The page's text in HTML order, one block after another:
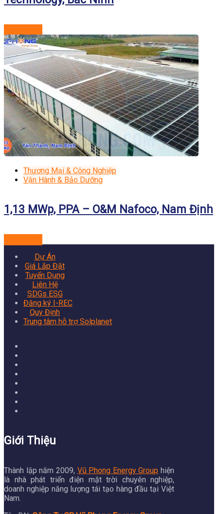
Thương Mại & Công Nghiệp
Vận Hành & Bảo Dưỡng
1,13 MWp, PPA – O&M Nafoco, Nam Định
Dự Án
Giá Lắp Đặt
Tuyển Dụng
Liên Hệ
SDGs ESG
Đăng ký I-REC
Quy Định
Trung tâm hỗ trợ Solplanet
Giới Thiệu
Thành lập năm 2009, Vũ Phong Energy Group hiện
là nhà phát triển điện mặt trời chuyên nghiệp,
doanh nghiệp năng lượng tái tạo hàng đầu tại Việt
Nam.